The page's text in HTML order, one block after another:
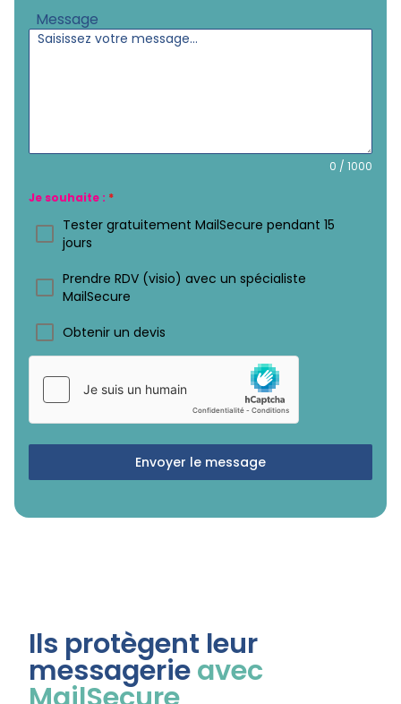
Message
0 / 1000
Je souhaite : *
Tester gratuitement MailSecure pendant 15
jours
Prendre RDV (visio) avec un spécialiste
MailSecure
Obtenir un devis
Envoyer le message
Ils protègent leur
messagerieavec